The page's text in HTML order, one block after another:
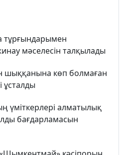
тұрғындарымен
мәселесін талқылады
шыққанына көп болмаған
ұсталды
үміткерлері алматылық
бағдарламасын